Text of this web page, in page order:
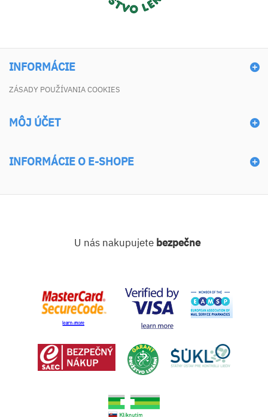
INFORMÁCIE
ZÁSADY POUŽÍVANIA COOKIES
MÔJ ÚČET
INFORMÁCIE O E-SHOPE
U nás nakupujete bezpečne